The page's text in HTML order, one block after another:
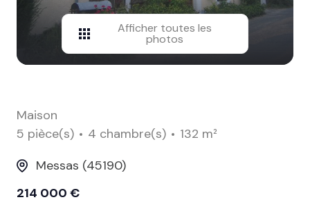
Afficher toutes les
photos
Maison
5 pièce(s)
4 chambre(s)
132 m²
Messas (45190)
214 000 €